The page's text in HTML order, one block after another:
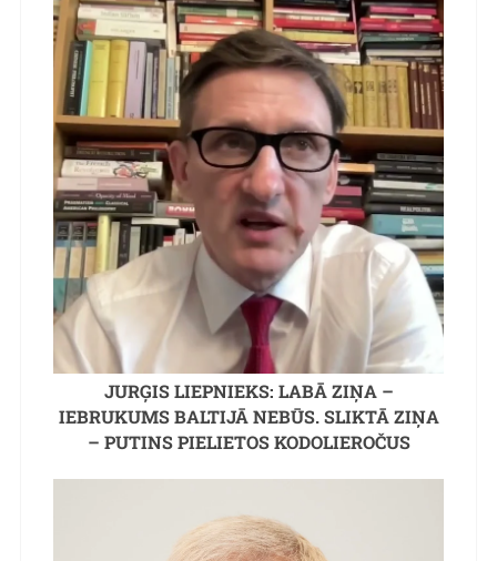
JURĢIS LIEPNIEKS: LABĀ ZIŅA –
IEBRUKUMS BALTIJĀ NEBŪS. SLIKTĀ ZIŅA
– PUTINS PIELIETOS KODOLIEROČUS